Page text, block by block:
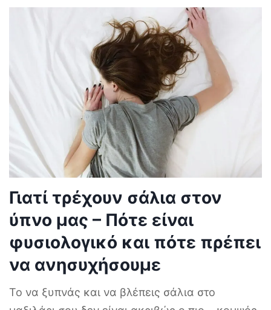
Γιατί τρέχουν σάλια στον
ύπνο μας – Πότε είναι
φυσιολογικό και πότε πρέπει
να ανησυχήσουμε
Το να ξυπνάς και να βλέπεις σάλια στο